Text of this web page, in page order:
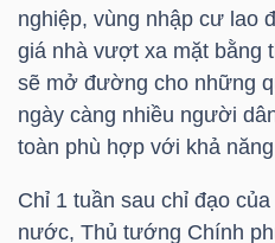
nghiệp, vùng nhập cư lao
giá nhà vượt xa mặt bằng
sẽ mở đường cho những
ngày càng nhiều người
toàn phù hợp với khả
Chỉ 1 tuần sau chỉ đạo
nước, Thủ tướng Chính
VIETSTOCKFINANCE
VĨ